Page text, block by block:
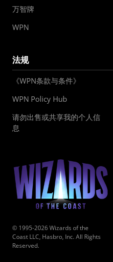
万智牌
WPN
法规
《WPN条款与条件》
WPN Policy Hub
请勿出售或共享我的个人信
息
© 1995-2026 Wizards of the
Coast LLC, Hasbro, Inc. All Rights
Reserved.